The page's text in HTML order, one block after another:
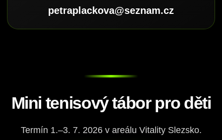
petraplackova@seznam.cz
Mini tenisový tábor pro děti
Termín 1.–3. 7. 2026 v areálu Vitality Slezsko.